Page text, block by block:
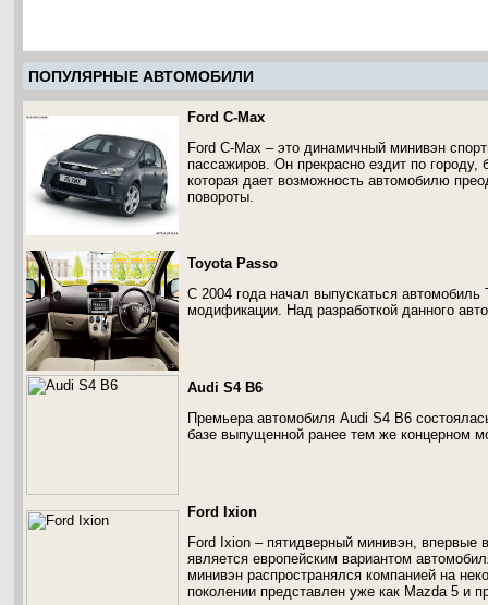
ПОПУЛЯРНЫЕ АВТОМОБИЛИ
Ford C-Max
Ford C-Max – это динамичный минивэн
пассажиров. Он прекрасно ездит по городу,
которая дает возможность автомобилю
повороты.
Toyota Passo
С 2004 года начал выпускаться
модификации. Над разработкой данного
Audi S4 B6
Премьера автомобиля Audi S4 B6
базе выпущенной ранее тем же концерном
Ford Ixion
Ford Ixion – пятидверный минивэн, впервые
является европейским вариантом
минивэн распространялся компанией на
поколении представлен уже как Mazda 5 и